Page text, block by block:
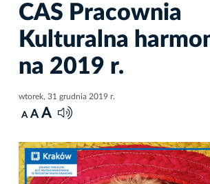
CAS Pracownia
Kulturalna
na 2019 r.
wtorek, 31 grudnia 2019 r.
A A A